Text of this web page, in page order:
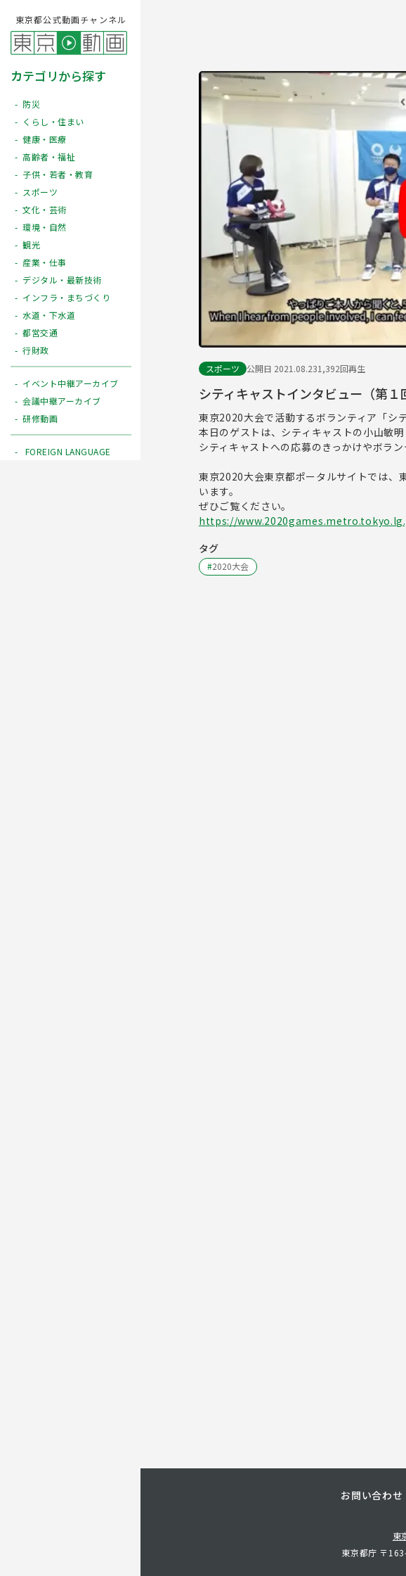
東京都公式動画チャンネル
カテゴリから探す
防災
くらし・住まい
健康・医療
高齢者・福祉
子供・若者・教育
スポーツ
文化・芸術
環境・自然
観光
産業・仕事
デジタル・最新技術
インフラ・まちづくり
水道・下水道
都営交通
行財政
イベント中継アーカイブ
会議中継アーカイブ
研修動画
FOREIGN LANGUAGE
スポーツ 公開日 2021.08.231,392回再生
シティキャストインタビュー（第１
東京2020大会で活動するボランティア「シ
本日のゲストは、シティキャストの小山敏
シティキャストへの応募のきっかけやボラ
東京2020大会東京都ポータルサイトでは、
います。
ぜひご覧ください。
https://
タグ
#2020大会
お問い合わせ
東
東京都庁 〒